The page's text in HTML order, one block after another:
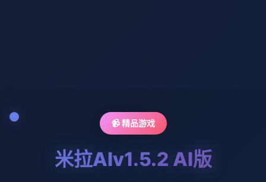
📹 精品游戏
米拉AIv1.5.2 AI版